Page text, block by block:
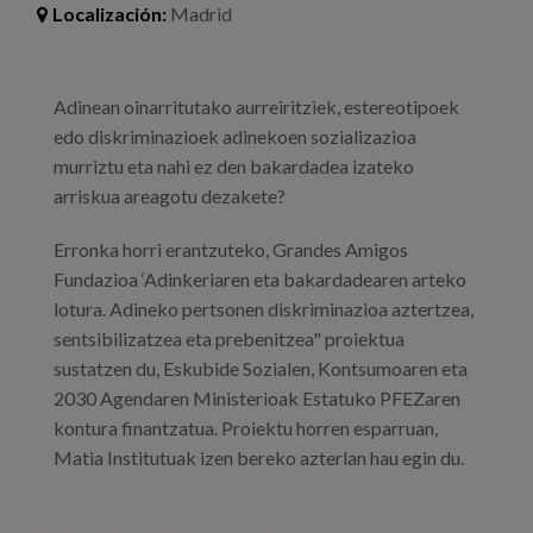
Blog
Trabaja con nosotros
Canal de denuncias
Localización: Madrid
Adinean oinarritutako aurreiritziek, estereotipoek
edo diskriminazioek adinekoen sozializazioa
murriztu eta nahi ez den bakardadea izateko
arriskua areagotu dezakete?
Erronka horri erantzuteko, Grandes Amigos
Fundazioa ‘Adinkeriaren eta bakardadearen arteko
lotura. Adineko pertsonen diskriminazioa aztertzea,
sentsibilizatzea eta prebenitzea" proiektua
sustatzen du, Eskubide Sozialen, Kontsumoaren eta
2030 Agendaren Ministerioak Estatuko PFEZaren
kontura finantzatua. Proiektu horren esparruan,
Matia Institutuak izen bereko azterlan hau egin du.